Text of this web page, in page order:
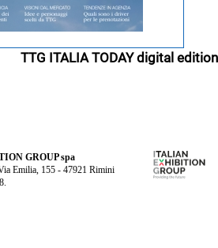
TTG ITALIA TODAY digital edition
GROUP spa
Emilia, 155 - 47921 Rimini